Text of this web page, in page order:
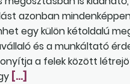
azonban
egy külön kétoldalú
és a munkáltató
a felek között
[…]